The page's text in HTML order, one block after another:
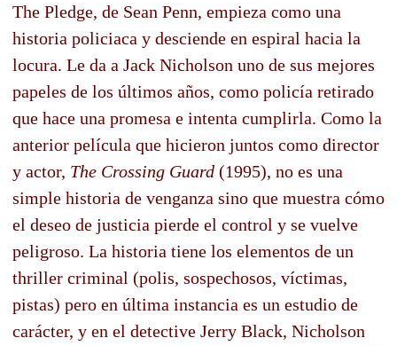
The Pledge, de Sean Penn, empieza como una
historia policiaca y desciende en espiral hacia la
locura. Le da a Jack Nicholson uno de sus mejores
papeles de los últimos años, como policía retirado
que hace una promesa e intenta cumplirla. Como la
anterior película que hicieron juntos como director
y actor, The Crossing Guard (1995), no es una
simple historia de venganza sino que muestra cómo
el deseo de justicia pierde el control y se vuelve
peligroso. La historia tiene los elementos de un
thriller criminal (polis, sospechosos, víctimas,
pistas) pero en última instancia es un estudio de
carácter, y en el detective Jerry Black, Nicholson